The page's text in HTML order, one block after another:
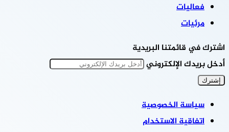
فعاليات
مرئيات
اشترك في قائمتنا البريدية
أدخل بريدك الإلكتروني
سياسة الخصوصية
اتفاقية الاستخدام